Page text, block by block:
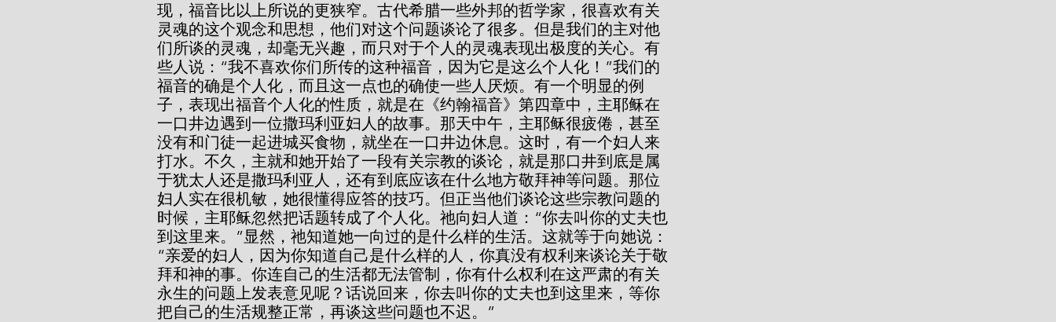
现，福音比以上所说的更狭窄。古代希腊一些外邦的哲学家，很喜欢有关
灵魂的这个观念和思想，他们对这个问题谈论了很多。但是我们的主对他
们所谈的灵魂，却毫无兴趣，而只对于个人的灵魂表现出极度的关心。有
些人说：“我不喜欢你们所传的这种福音，因为它是这么个人化！”我们的
福音的确是个人化，而且这一点也的确使一些人厌烦。有一个明显的例
子，表现出福音个人化的性质，就是在《约翰福音》第四章中，主耶稣在
一口井边遇到一位撒玛利亚妇人的故事。那天中午，主耶稣很疲倦，甚至
没有和门徒一起进城买食物，就坐在一口井边休息。这时，有一个妇人来
打水。不久，主就和她开始了一段有关宗教的谈论，就是那口井到底是属
于犹太人还是撒玛利亚人，还有到底应该在什么地方敬拜神等问题。那位
妇人实在很机敏，她很懂得应答的技巧。但正当他们谈论这些宗教问题的
时候，主耶稣忽然把话题转成了个人化。祂向妇人道：“你去叫你的丈夫也
到这里来。”显然，祂知道她一向过的是什么样的生活。这就等于向她说：
“亲爱的妇人，因为你知道自己是什么样的人，你真没有权利来谈论关于敬
拜和神的事。你连自己的生活都无法管制，你有什么权利在这严肃的有关
永生的问题上发表意见呢？话说回来，你去叫你的丈夫也到这里来，等你
把自己的生活规整正常，再谈这些问题也不迟。”